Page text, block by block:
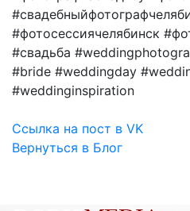
#фотосессиячелябинск
#свадьба
#bride #weddingday
#weddinginspiration
Ссылка на пост в VK
Вернуться в Блог